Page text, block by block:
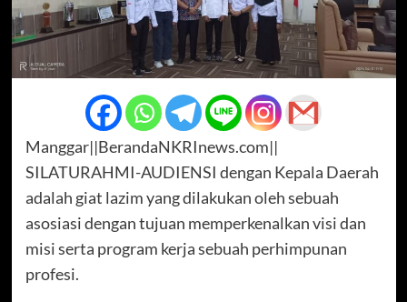
Manggar||BerandaNKRInews.com||
SILATURAHMI-AUDIENSI dengan Kepala Daerah
adalah giat lazim yang dilakukan oleh sebuah
asosiasi dengan tujuan memperkenalkan visi dan
misi serta program kerja sebuah perhimpunan
profesi.